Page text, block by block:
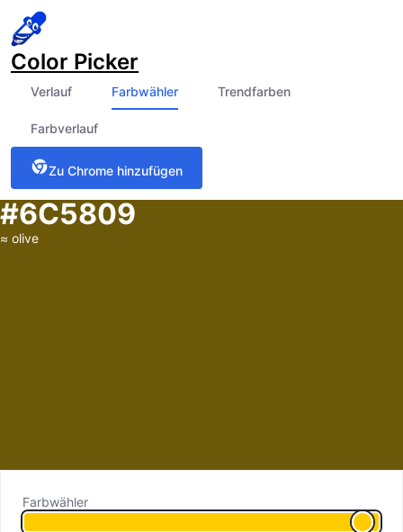
Color Picker
Verlauf Farbwähler Trendfarben
Farbverlauf
Zu Chrome hinzufügen
#6C5809
≈ olive
Farbwähler